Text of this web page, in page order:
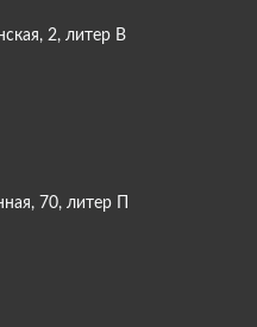
2, литер В
70, литер П